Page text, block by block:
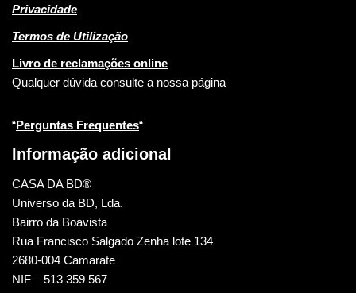
Privacidade
Termos de Utilização
Livro de reclamações online
Qualquer dúvida consulte a nossa página
“Perguntas Frequentes“
Informação adicional
CASA DA BD®
Universo da BD, Lda.
Bairro da Boavista
Rua Francisco Salgado Zenha lote 134
2680-004 Camarate
NIF – 513 359 567